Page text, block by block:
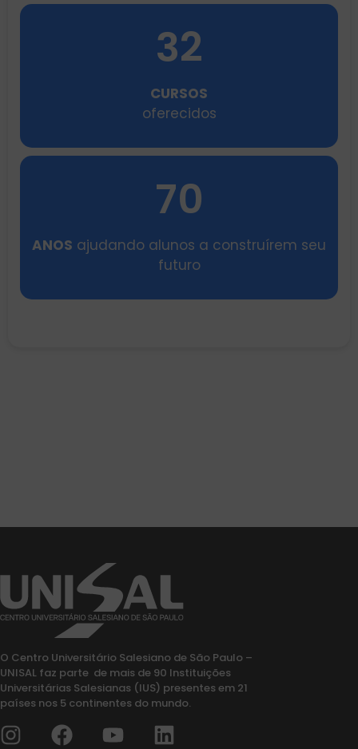
32
CURSOS
oferecidos
70
ANOS ajudando alunos a construírem seu
futuro
O Centro Universitário Salesiano de São Paulo –
UNISAL faz parte de mais de 90 Instituições
Universitárias Salesianas (IUS) presentes em 21
países nos 5 continentes do mundo.